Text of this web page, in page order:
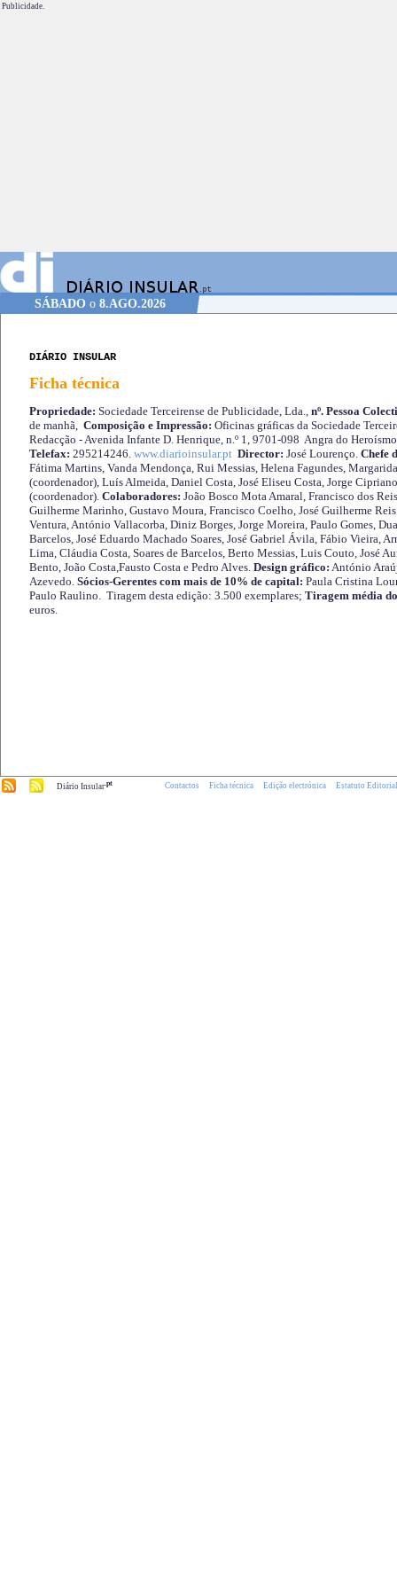
Publicidade.
SÁBADOo 8.AGO.2026
DIÁRIO INSULAR
Ficha técnica
Propriedade: Sociedade Terceirense de Publicidade, Lda., nº. Pessoa
de manhã, Composição e Impressão: Oficinas gráficas da Sociedade
Redacção - Avenida Infante D. Henrique, n.º 1, 9701-098 Angra do
Telefax: 295214246. www.diarioinsular.pt Director: José Lourenço. Chefe
Fátima Martins, Vanda Mendonça, Rui Messias, Helena Fagundes,
(coordenador), Luís Almeida, Daniel Costa, José Eliseu Costa, Jorge
(coordenador). Colaboradores: João Bosco Mota Amaral, Francisco dos
Guilherme Marinho, Gustavo Moura, Francisco Coelho, José Guilherme
Ventura, António Vallacorba, Diniz Borges, Jorge Moreira, Paulo Gomes,
Barcelos, José Eduardo Machado Soares, José Gabriel Ávila, Fábio Vieira,
Lima, Cláudia Costa, Soares de Barcelos, Berto Messias, Luis Couto, José
Bento, João Costa,Fausto Costa e Pedro Alves. Design gráfico: António
Azevedo. Sócios-Gerentes com mais de 10% de capital: Paula Cristina
Paulo Raulino. Tiragem desta edição: 3.500 exemplares; Tiragem média
euros.
Diário Insular.pt Contactos Ficha técnica Edição electrónica Estatuto Editorial